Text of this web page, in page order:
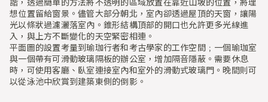
想位置留給窗景。儘管大部分朝北，室內卻透過屋頂的天窗，讓陽
光以條狀過濾灑落室內。錐形結構頂部的開口也允許更多光線進
入，與上方不斷變化的天空緊密相連。
平面圖的設置考量到瑜珈行者和考古學家的工作空間﹔一個瑜珈室
與一個帶有可滑動玻璃隔板的辦公室，增加隔音隱蔽。需要休息
時，可使用客廳、臥室連接室內和室外的滑動式玻璃門。晚間則可
以從泳池中欣賞到建築東側的倒影。